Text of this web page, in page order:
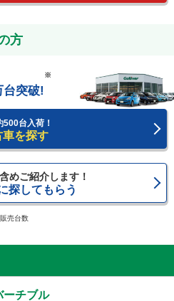
方
台突破!
※
500台入荷！
車を探す
めご紹介します！
探してもらう
売台数
ーチブル